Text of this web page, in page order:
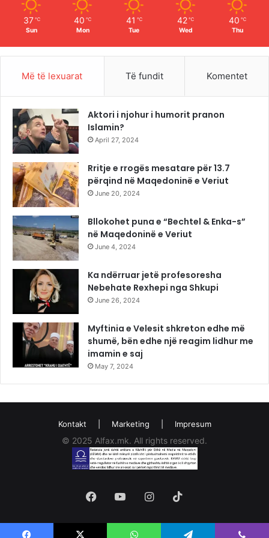
37 ℃
Sun
40 ℃
Mon
41 ℃
Tue
42 ℃
Wed
40 ℃
Thu
Më të lexuarat Të fundit Komentet
Aktori i njohur i humorit pranon
Islamin?
April 27, 2024
Rritje e rrogës mesatare për 13.7
përqind në Maqedoninë e Veriut
June 20, 2024
Bllokohet puna e “Bechtel & Enka-s”
në Maqedoninë e Veriut
June 4, 2024
Ka ndërruar jetë profesoresha
Nebehate Rexhepi nga Shkupi
June 26, 2024
Myftinia e Velesit shkreton edhe më
shumë, bën edhe një reagim lidhur me
imamin e saj
May 7, 2024
Kontakt Marketing Impresum
© 2025 Alfax.mk. All rights reserved.
FacebookYouTubeInstagram